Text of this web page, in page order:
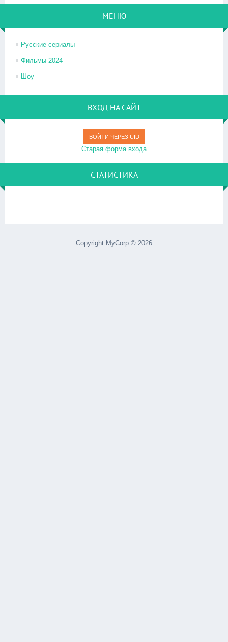
МЕНЮ
Русские сериалы
Фильмы 2024
Шоу
ВХОД НА САЙТ
ВОЙТИ ЧЕРЕЗ UID
Старая форма входа
СТАТИСТИКА
Copyright MyCorp © 2026